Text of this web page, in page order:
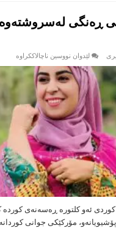
ڕەنگی لەسروشتەوە
لێدوان نووسین ناچالاککراوە
ڕەنگی
ئەو کلتورە ڕەسەنەی کوردە
پۆشیویانەو، مۆرکێکی جوانی